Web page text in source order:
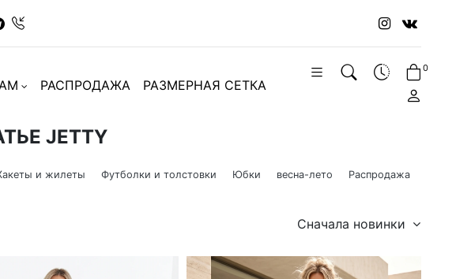
РАСПРОДАЖА РАЗМЕРНАЯ СЕТКА
0
JETTY
и жилеты Футболки и толстовки Юбки весна-лето
Распродажа
Сначала новинки